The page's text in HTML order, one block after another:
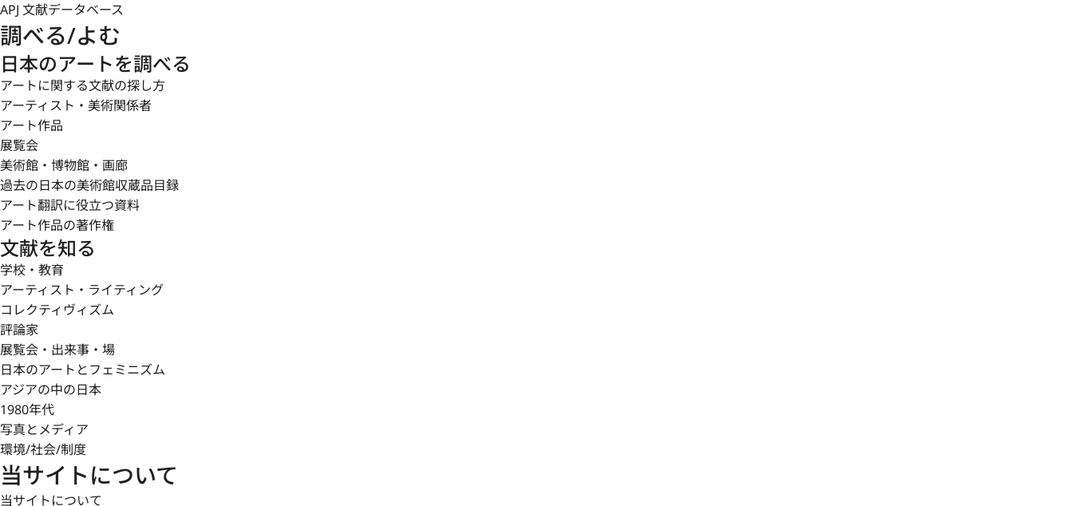
APJ 文献データベース
調べる/よむ
日本のアートを調べる
アートに関する文献の探し方
アーティスト・美術関係者
アート作品
展覧会
美術館・博物館・画廊
過去の日本の美術館収蔵品目録
アート翻訳に役立つ資料
アート作品の著作権
文献を知る
学校・教育
アーティスト・ライティング
コレクティヴィズム
評論家
展覧会・出来事・場
日本のアートとフェミニズム
アジアの中の日本
1980年代
写真とメディア
環境/社会/制度
当サイトについて
当サイトについて